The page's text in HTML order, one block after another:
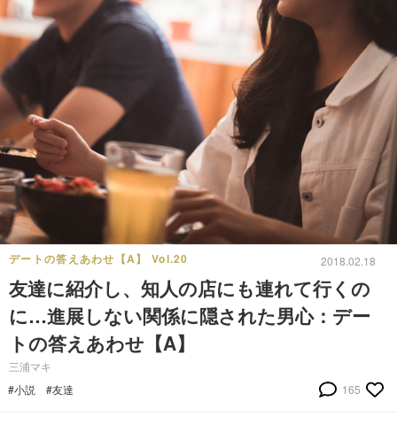
デートの答えあわせ【A】 Vol.20 2018.02.18
友達に紹介し、知人の店にも連れて行くの
に…進展しない関係に隠された男心：デー
トの答えあわせ【A】
三浦マキ
#小説
#友達 165